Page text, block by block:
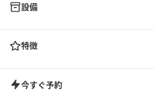
設備
特徴
今すぐ予約